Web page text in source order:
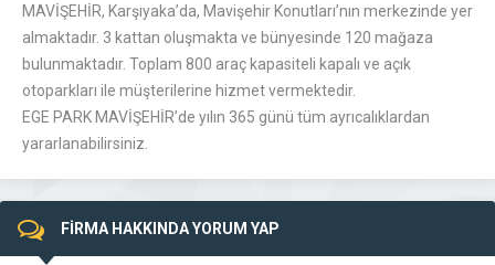
MAVİŞEHİR, Karşıyaka’da, Mavişehir Konutları’nın merkezinde yer
almaktadır. 3 kattan oluşmakta ve bünyesinde 120 mağaza
bulunmaktadır. Toplam 800 araç kapasiteli kapalı ve açık
otoparkları ile müşterilerine hizmet vermektedir.
EGE PARK MAVİŞEHİR’de yılın 365 günü tüm ayrıcalıklardan
yararlanabilirsiniz.
FİRMA HAKKINDA YORUM YAP